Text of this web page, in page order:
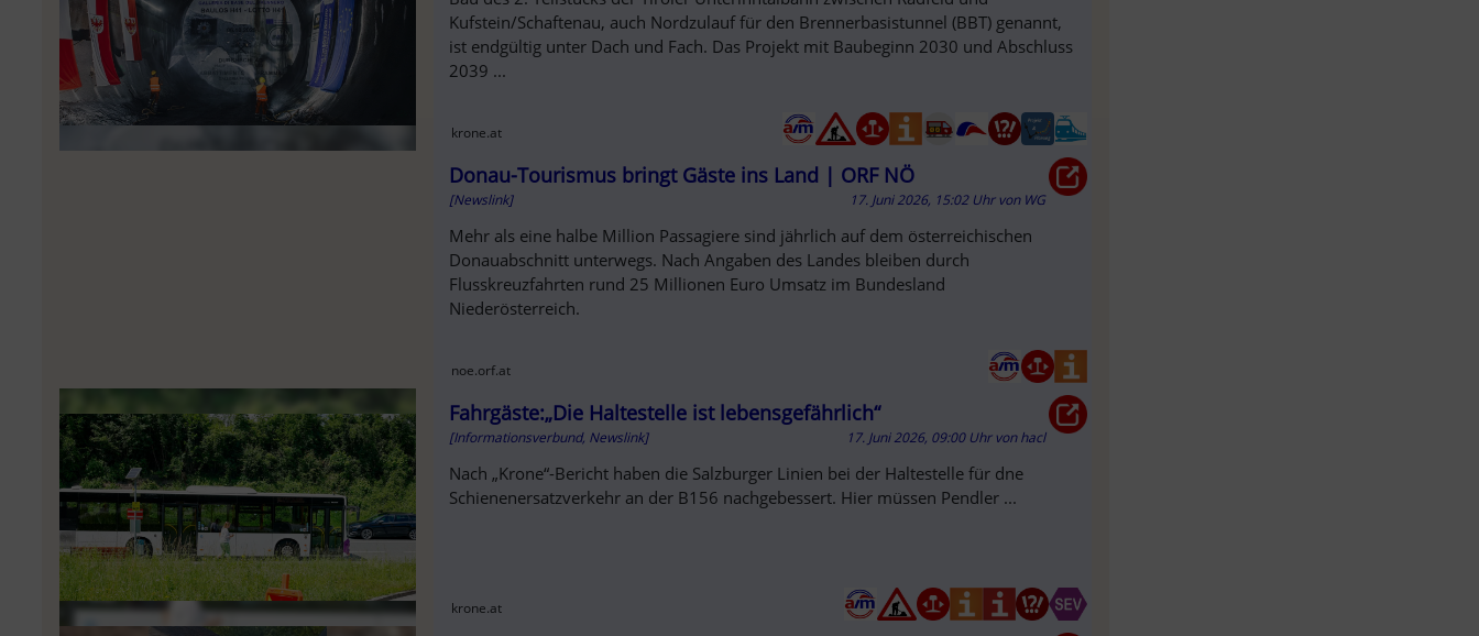
Kufstein/Schaftenau, auch Nordzulauf für den Brennerbasistunnel (BBT) genannt,
ist endgültig unter Dach und Fach. Das Projekt mit Baubeginn 2030 und Abschluss
2039 ...
krone.at
Donau-Tourismus bringt Gäste ins Land | ORF NÖ
[Newslink] 17. Juni 2026, 15:02 Uhr von WG
Mehr als eine halbe Million Passagiere sind jährlich auf dem österreichischen
Donauabschnitt unterwegs. Nach Angaben des Landes bleiben durch
Flusskreuzfahrten rund 25 Millionen Euro Umsatz im Bundesland
Niederösterreich.
noe.orf.at
Fahrgäste:„Die Haltestelle ist lebensgefährlich“
[Informationsverbund, Newslink] 17. Juni 2026, 09:00 Uhr vonhacl
Nach „Krone“-Bericht haben die Salzburger Linien bei der Haltestelle für dne
Schienenersatzverkehr an der B156 nachgebessert. Hier müssen Pendler ...
krone.at